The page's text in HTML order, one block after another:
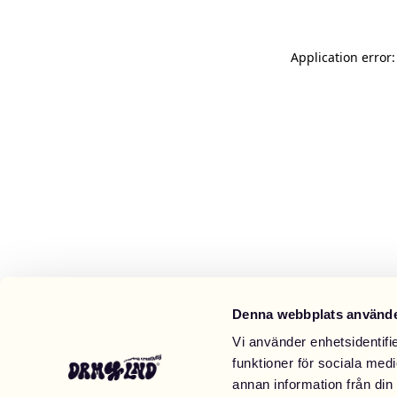
Denna webbplats
Vi använder
funktioner för sociala
annan information från
Application